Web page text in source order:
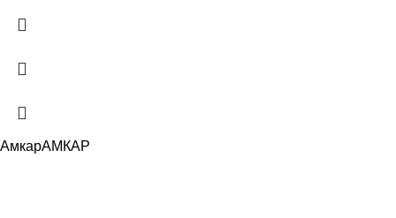
АмкарАМКАР